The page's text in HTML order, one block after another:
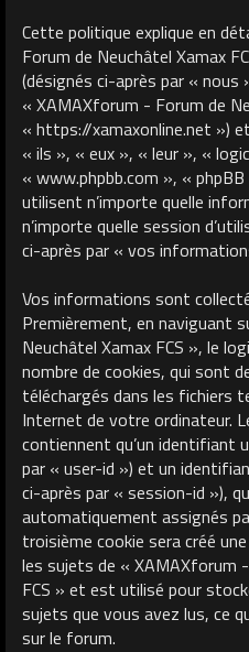
Cette politique explique en
Forum de Neuchâtel Xamax
(désignés ci-après par «
« XAMAXforum - Forum de
« https://xamaxonline.net »)
« ils », « eux », « leur », «
« www.phpbb.com », «
utilisent n’importe quelle
n’importe quelle session
ci-après par « vos
Vos informations sont
Premièrement, en naviguant
Neuchâtel Xamax FCS », le
nombre de cookies, qui sont
téléchargés dans les fichiers
Internet de votre ordinateur.
contiennent qu’un identifiant
par « user-id ») et un
ci-après par « session-id »),
automatiquement assignés
troisième cookie sera créé
les sujets de « XAMAXforum
FCS » et est utilisé pour
sujets que vous avez lus, ce
sur le forum.